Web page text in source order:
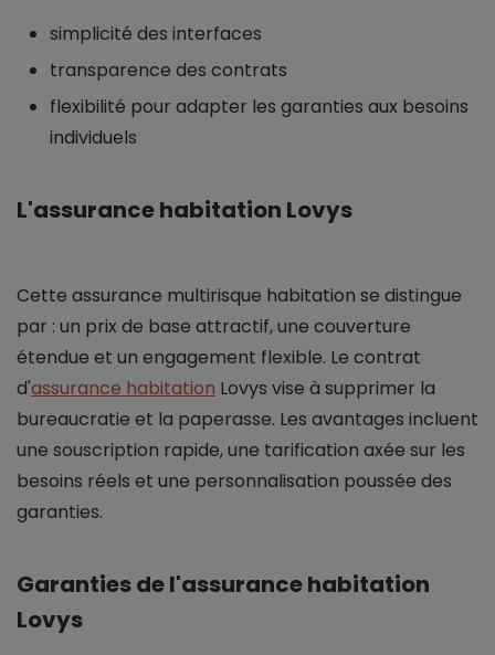
simplicité des interfaces
transparence des contrats
flexibilité pour adapter les garanties aux besoins
individuels
L'assurance habitation Lovys
Cette assurance multirisque habitation se distingue
par : un prix de base attractif, une couverture
étendue et un engagement flexible. Le contrat
d'assurance habitation Lovys vise à supprimer la
bureaucratie et la paperasse. Les avantages incluent
une souscription rapide, une tarification axée sur les
besoins réels et une personnalisation poussée des
garanties.
Garanties de l'assurance habitation
Lovys